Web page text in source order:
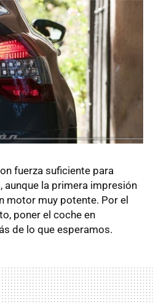
fuerza suficiente para
, aunque la primera impresión
motor muy potente. Por el
poner el coche en
de lo que esperamos.